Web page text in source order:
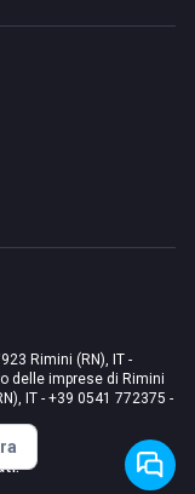
Rimini (RN), IT -
delle imprese di Rimini
IT - +39 0541 772375 -